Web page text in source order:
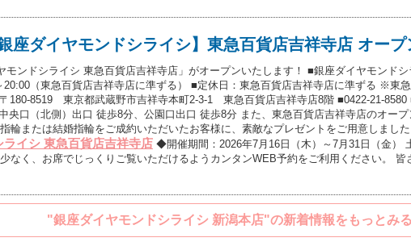
銀座ダイヤモンドシライシ】東急百貨店吉祥寺店 オー
モンドシライシ 東急百貨店吉祥寺店」がオープンいたします！ ■銀座ダイヤモンド
（東急百貨店吉祥寺店に準ずる） ■定休日：東急百貨店吉祥寺店に準ずる ※東
180-8519 東京都武蔵野市吉祥寺本町2-3-1 東急百貨店吉祥寺店8階 ■0422-21-8580
央口（北側）出口 徒歩8分、公園口出口 徒歩8分 また、東急百貨店吉祥寺店のオー
輪または結婚指輪をご成約いただいたお客様に、素敵なプレゼントをご用意しまし
イシ 東急百貨店吉祥寺店 ◆開催期間：2026年7月16日（木）～7月31日（金）
なく、お席でじっくりご覧いただけるようカンタンWEB予約をご利用ください。
"銀座ダイヤモンドシライシ 新潟本店"の新着情報をもっとみ